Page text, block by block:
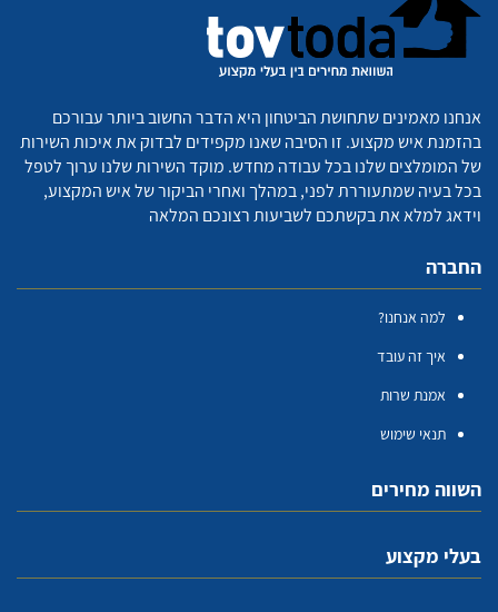
אנחנו מאמינים שתחושת הביטחון היא הדבר החשוב ביותר עבורכם
בהזמנת איש מקצוע. זו הסיבה שאנו מקפידים לבדוק את איכות השירות
של המומלצים שלנו בכל עבודה מחדש. מוקד השירות שלנו ערוך לטפל
בכל בעיה שמתעוררת לפני, במהלך ואחרי הביקור של איש המקצוע,
וידאג למלא את בקשתכם לשביעות רצונכם המלאה
החברה
למה אנחנו?
איך זה עובד
אמנת שרות
תנאי שימוש
השווה מחירים
בעלי מקצוע